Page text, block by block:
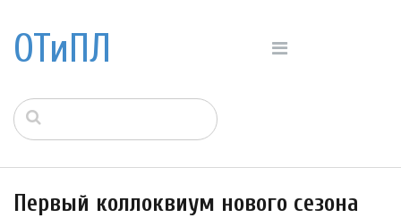
ОТиПЛ
Первый коллоквиум нового сезона